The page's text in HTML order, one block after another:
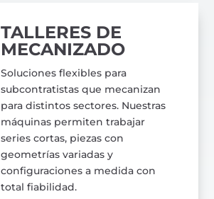
TALLERES DE
MECANIZADO
Soluciones flexibles para
subcontratistas que mecanizan
para distintos sectores. Nuestras
máquinas permiten trabajar
series cortas, piezas con
geometrías variadas y
configuraciones a medida con
total fiabilidad.